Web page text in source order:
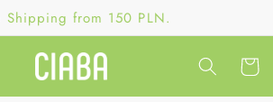
Shipping from 150 PLN.
Cart